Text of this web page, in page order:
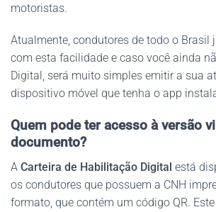
motoristas.
Atualmente, condutores de todo o Brasil
com esta facilidade e caso você ainda
Digital, será muito simples emitir a sua
dispositivo móvel que tenha o app
Quem pode ter acesso à versão
documento?
A Carteira de Habilitação Digital está
os condutores que possuem a CNH
formato, que contém um código QR.